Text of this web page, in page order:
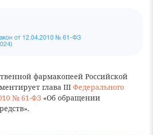
от 12.04.2010 № 61-ФЗ
фармакопеей Российской
глава III Федерального
№ 61-ФЗ «Об обращении